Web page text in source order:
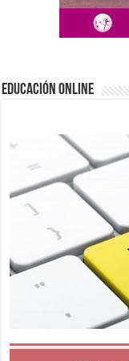
EDUCACIÓN ONLINE